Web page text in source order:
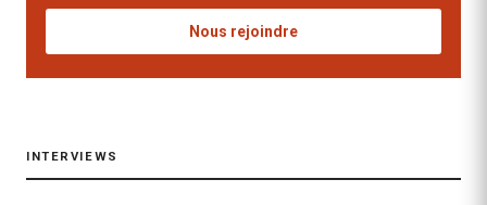
Nous rejoindre
INTERVIEWS